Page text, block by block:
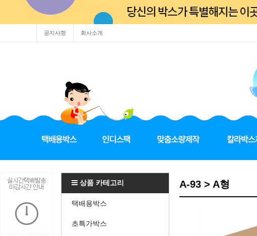
공지사항 회사소개
상품 카테고리
택배용박스
초특가박스
A-93 > A형